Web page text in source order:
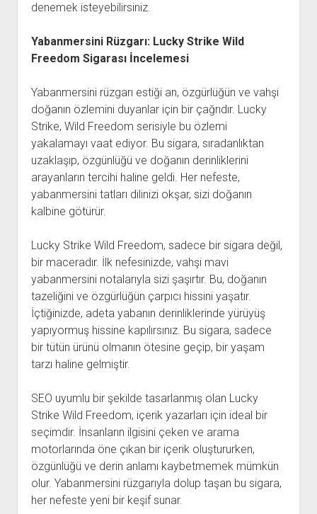
denemek isteyebilirsiniz.
Yabanmersini Rüzgarı: Lucky Strike Wild
Freedom Sigarası İncelemesi
Yabanmersini rüzgarı estiği an, özgürlüğün ve vahşi
doğanın özlemini duyanlar için bir çağrıdır. Lucky
Strike, Wild Freedom serisiyle bu özlemi
yakalamayı vaat ediyor. Bu sigara, sıradanlıktan
uzaklaşıp, özgünlüğü ve doğanın derinliklerini
arayanların tercihi haline geldi. Her nefeste,
yabanmersini tatları dilinizi okşar, sizi doğanın
kalbine götürür.
Lucky Strike Wild Freedom, sadece bir sigara değil,
bir maceradır. İlk nefesinizde, vahşi mavi
yabanmersini notalarıyla sizi şaşırtır. Bu, doğanın
tazeliğini ve özgürlüğün çarpıcı hissini yaşatır.
İçtiğinizde, adeta yabanın derinliklerinde yürüyüş
yapıyormuş hissine kapılırsınız. Bu sigara, sadece
bir tütün ürünü olmanın ötesine geçip, bir yaşam
tarzı haline gelmiştir.
SEO uyumlu bir şekilde tasarlanmış olan Lucky
Strike Wild Freedom, içerik yazarları için ideal bir
seçimdir. İnsanların ilgisini çeken ve arama
motorlarında öne çıkan bir içerik oluştururken,
özgünlüğü ve derin anlamı kaybetmemek mümkün
olur. Yabanmersini rüzgarıyla dolup taşan bu sigara,
her nefeste yeni bir keşif sunar.